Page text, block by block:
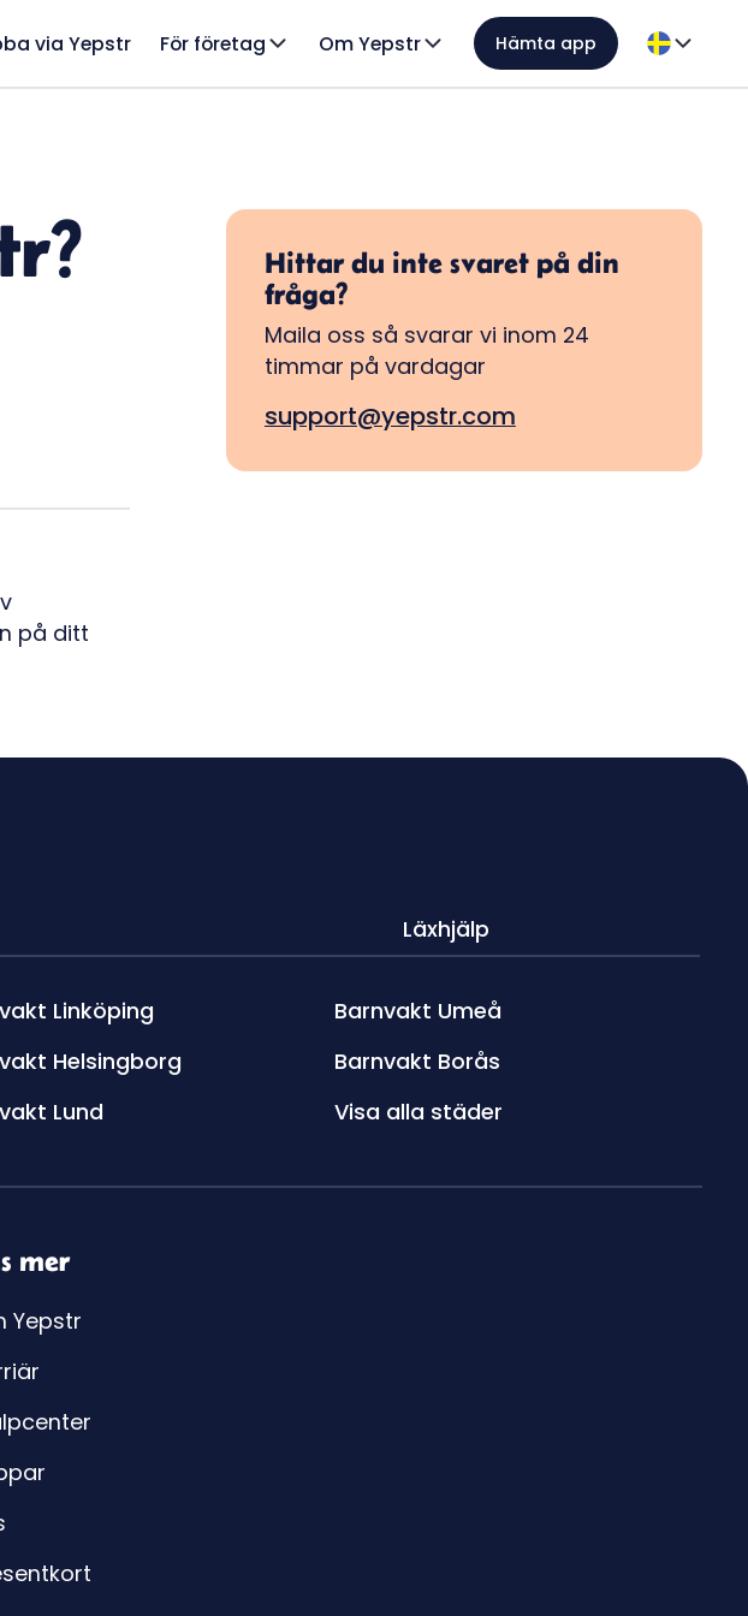
via Yepstr För företag Om Yepstr Hämta app
på ditt
Hittar du inte svaret på din
fråga?
Maila oss så svarar vi inom 24
timmar på vardagar
support@yepstr.com
Läxhjälp
Linköping
Helsingborg
Lund
Barnvakt Umeå
Barnvakt Borås
Visa alla städer
mer
Yepstr